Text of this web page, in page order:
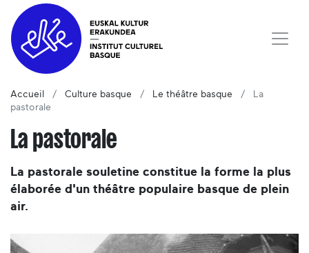
Accueil Culture basque Le théâtre basque
La
pastorale
La pastorale
La pastorale souletine constitue la forme la plus
élaborée d'un théâtre populaire basque de plein
air.